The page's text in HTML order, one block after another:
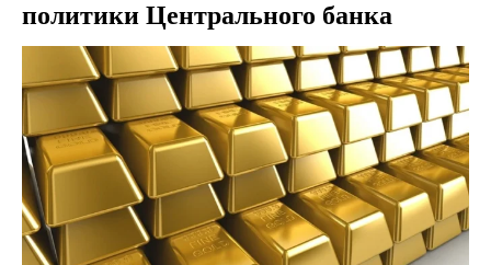
политики Центрального банка